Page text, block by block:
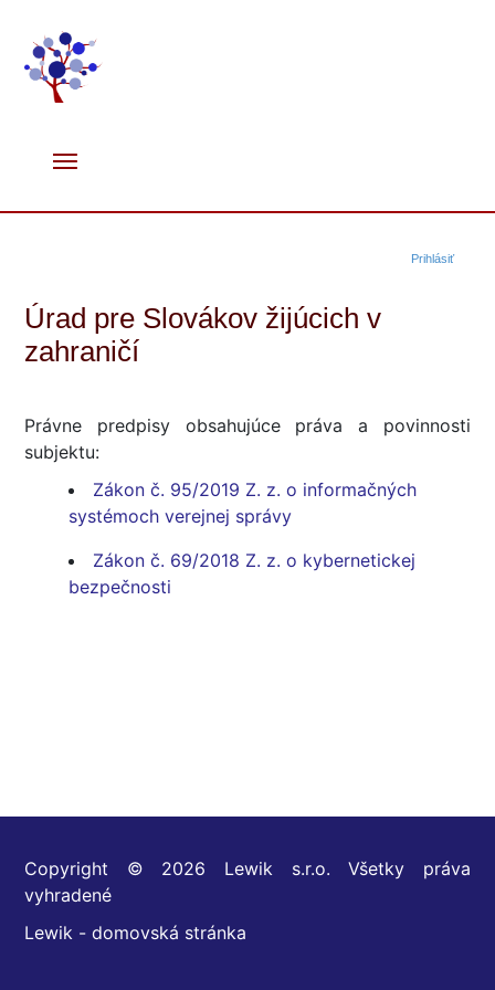
Prihlásiť
Úrad pre Slovákov žijúcich v
zahraničí
Právne predpisy obsahujúce práva a povinnosti
subjektu:
Zákon č. 95/2019 Z. z. o informačných
systémoch verejnej správy
Zákon č. 69/2018 Z. z. o kybernetickej
bezpečnosti
Copyright © 2026 Lewik s.r.o. Všetky práva
vyhradené
Lewik - domovská stránka